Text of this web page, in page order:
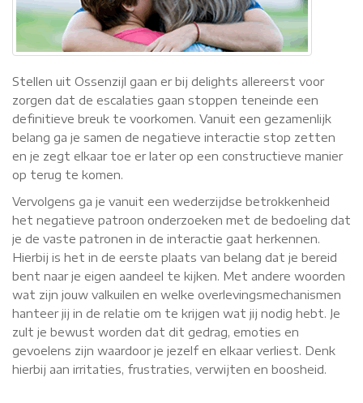
Stellen uit Ossenzijl gaan er bij delights allereerst voor
zorgen dat de escalaties gaan stoppen teneinde een
definitieve breuk te voorkomen. Vanuit een gezamenlijk
belang ga je samen de negatieve interactie stop zetten
en je zegt elkaar toe er later op een constructieve manier
op terug te komen.
Vervolgens ga je vanuit een wederzijdse betrokkenheid
het negatieve patroon onderzoeken met de bedoeling dat
je de vaste patronen in de interactie gaat herkennen.
Hierbij is het in de eerste plaats van belang dat je bereid
bent naar je eigen aandeel te kijken. Met andere woorden
wat zijn jouw valkuilen en welke overlevingsmechanismen
hanteer jij in de relatie om te krijgen wat jij nodig hebt. Je
zult je bewust worden dat dit gedrag, emoties en
gevoelens zijn waardoor je jezelf en elkaar verliest. Denk
hierbij aan irritaties, frustraties, verwijten en boosheid.